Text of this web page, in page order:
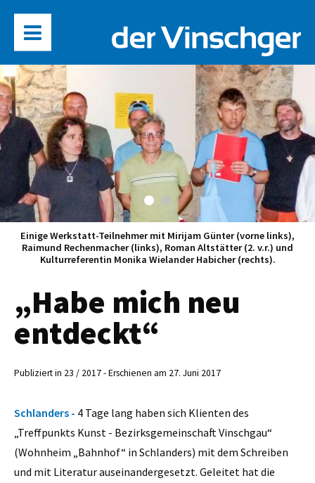
Einige Werkstatt-Teilnehmer mit Mirijam Günter (vorne links),
Raimund Rechenmacher (links), Roman Altstätter (2. v.r.) und
Kulturreferentin Monika Wielander Habicher (rechts).
„Habe mich neu
entdeckt“
Publiziert in 23 / 2017 - Erschienen am 27. Juni 2017
Schlanders - 4 Tage lang haben sich Klienten des
„Treffpunkts Kunst - Bezirksgemeinschaft Vinschgau“
(Wohnheim „Bahnhof“ in Schlanders) mit dem Schreiben
und mit Literatur auseinandergesetzt. Geleitet hat die